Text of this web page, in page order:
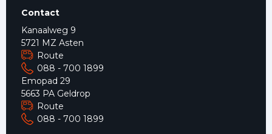
Contact
Kanaalweg 9
5721 MZ Asten
Route
088 - 700 1899
Emopad 29
5663 PA Geldrop
Route
088 - 700 1899